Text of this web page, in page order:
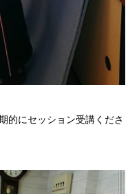
的にセッション受講くださ